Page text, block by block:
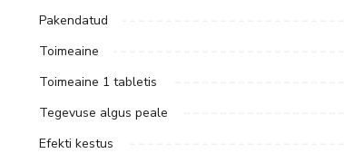
Pakendatud
Toimeaine
Toimeaine 1 tabletis
Tegevuse algus peale
Efekti kestus